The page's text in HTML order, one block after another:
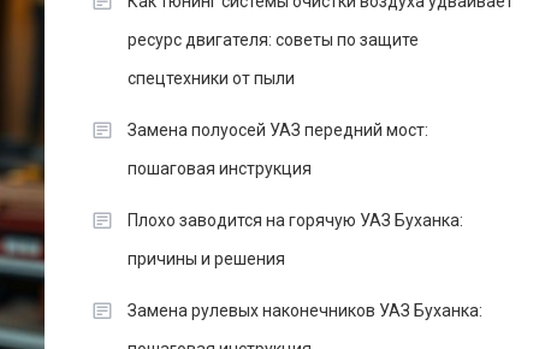
ресурс двигателя: советы по защите
спецтехники от пыли
Замена полуосей УАЗ передний мост:
пошаговая инструкция
Плохо заводится на горячую УАЗ Буханка:
причины и решения
Замена рулевых наконечников УАЗ Буханка: